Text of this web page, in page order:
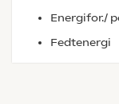
Energifor./
Fedtenergi